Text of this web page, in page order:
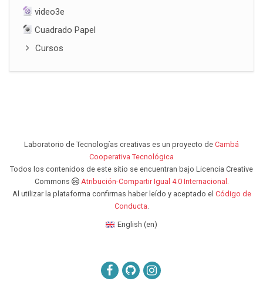
video3e
Cuadrado Papel
Cursos
Laboratorio de Tecnologías creativas es un proyecto de Cambá
Cooperativa Tecnológica
Todos los contenidos de este sitio se encuentran bajo Licencia Creative
Commons
Atribución-Compartir Igual 4.0 Internacional.
Al utilizar la plataforma confirmas haber leído y aceptado el Código de
Conducta
English ‎(en)‎